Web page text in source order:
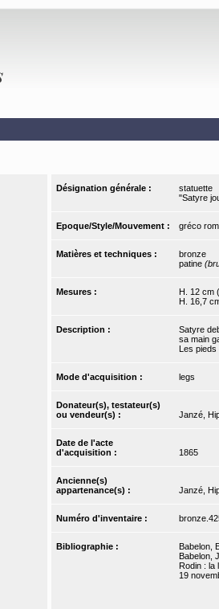
Désignation générale :
statuette
"Satyre
Epoque/Style/Mouvement : gréco
Matières et techniques :
bronze
patine
Mesures :
H. 12 cm
H. 16,7
Description :
Satyre
sa main
Les pieds
Mode d'acquisition : legs
Donateur(s), testateur(s)
ou vendeur(s) :
Janzé,
Date de l'acte
d'acquisition :
1865
Ancienne(s)
appartenance(s) :
Janzé,
Numéro d'inventaire :
Bibliographie :
Babelon,
Babelon,
Rodin : la
19